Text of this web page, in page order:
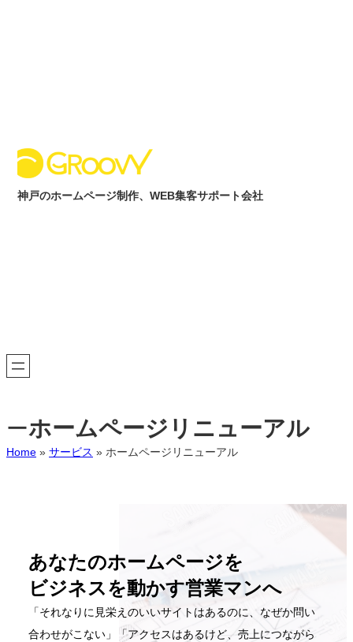
神戸のホームページ制作、WEB集客サポート会社
ーホームページリニューアル
Home » サービス » ホームページリニューアル
あなたのホームページを
ビジネスを動かす営業マンへ
「それなりに見栄えのいいサイトはあるのに、なぜか問い
合わせがこない」「アクセスはあるけど、売上につながら